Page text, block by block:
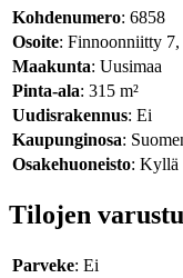
Kohdenumero: 6858
Osoite: Finnoonniitty
Maakunta: Uusimaa
Pinta-ala: 315 m²
Uudisrakennus: Ei
Kaupunginosa:
Osakehuoneisto: Kyllä
Tilojen
Parveke: Ei